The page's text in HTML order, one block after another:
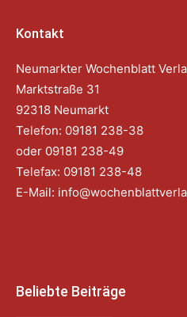
Kontakt
Neumarkter Wochenblatt
Marktstraße 31
92318 Neumarkt
Telefon: 09181 238-38
oder 09181 238-49
Telefax: 09181 238-48
E-Mail:
Beliebte Beiträge